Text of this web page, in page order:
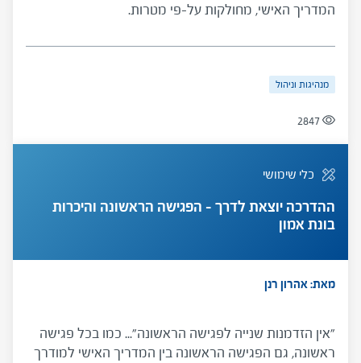
המדריך האישי, מחולקות על-פי מטרות.
מנהיגות וניהול
2847
כלי שימושי
ההדרכה יוצאת לדרך – הפגישה הראשונה והיכרות
בונת אמון
מאת: אהרון רנן
"אין הזדמנות שנייה לפגישה הראשונה"... כמו בכל פגישה
ראשונה, גם הפגישה הראשונה בין המדריך האישי למודרך